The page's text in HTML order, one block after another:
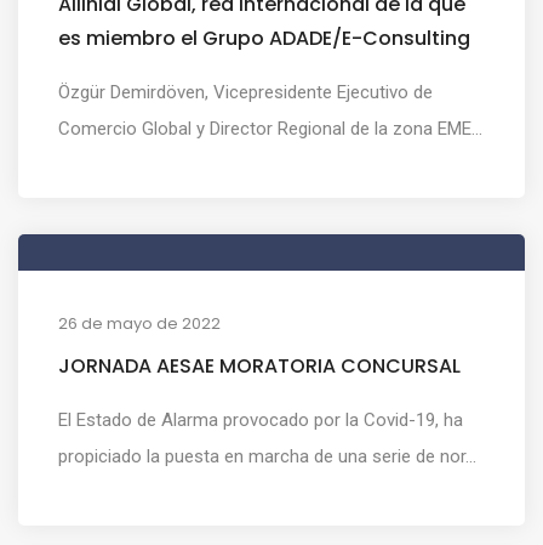
es miembro el Grupo ADADE/E-Consulting
Özgür Demirdöven, Vicepresidente Ejecutivo de
Comercio Global y Director Regional de la zona EME...
26 de mayo de 2022
JORNADA AESAE MORATORIA CONCURSAL
El Estado de Alarma provocado por la Covid-19, ha
propiciado la puesta en marcha de una serie de nor...